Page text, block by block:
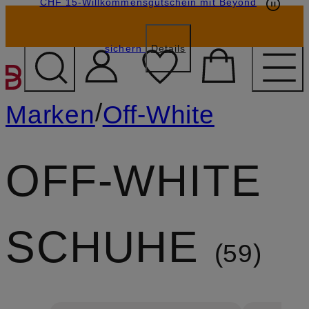
ZUM HAUPTINHALT
sichern Details
Marken/Off-White
OFF-WHITE
SCHUHE
59